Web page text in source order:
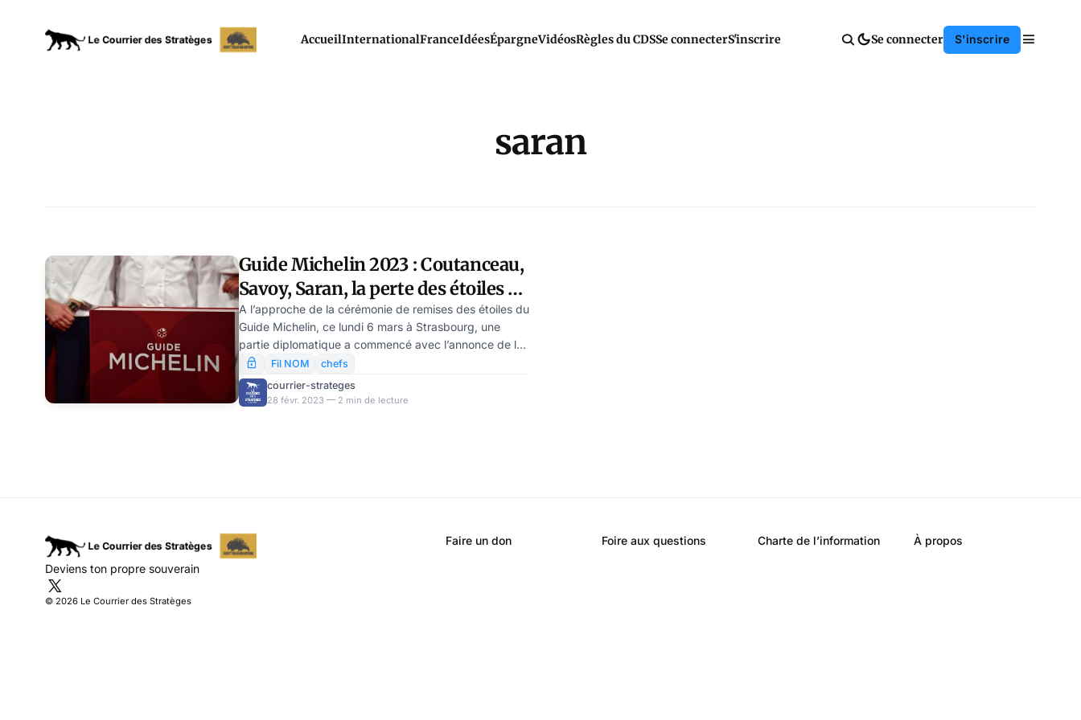
AccueilInternationalFranceIdéesÉpargneVidéosRègles du CDSSe connecterS'inscrire Se connecter S'inscrire
saran
Guide Michelin 2023 : Coutanceau,
Savoy, Saran, la perte des étoiles –
par Jean Eberthal
A l’approche de la cérémonie de remises des étoiles du
Guide Michelin, ce lundi 6 mars à Strasbourg, une
partie diplomatique a commencé avec l’annonce de la
perte d’étoiles à deux grands chefs français.
Fil NOM
chefs
courrier-strateges
28 févr. 2023 — 2 min de lecture
Deviens ton propre souverain
© 2026 Le Courrier des Stratèges
Faire un don Foire aux questions Charte de l’information À propos